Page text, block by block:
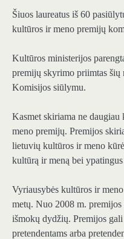
Šiuos laureatus iš 60
kultūros ir meno premijų
Kultūros ministerijos
premijų skyrimo priimtas šių
Komisijos siūlymu.
Kasmet skiriama ne
meno premijų. Premijos
lietuvių kultūros ir meno
kultūrą ir meną bei
Vyriausybės kultūros ir
metų. Nuo 2008 m.
išmokų dydžių. Premijos
pretendentams arba